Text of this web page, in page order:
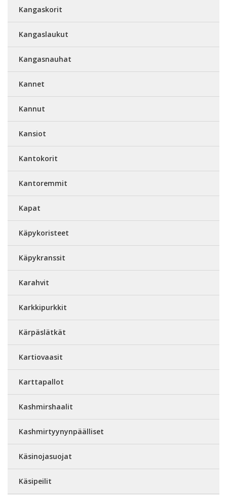
Kangaskorit
Kangaslaukut
Kangasnauhat
Kannet
Kannut
Kansiot
Kantokorit
Kantoremmit
Kapat
Käpykoristeet
Käpykranssit
Karahvit
Karkkipurkkit
Kärpäslätkät
Kartiovaasit
Karttapallot
Kashmirshaalit
Kashmirtyynynpäälliset
Käsinojasuojat
Käsipeilit